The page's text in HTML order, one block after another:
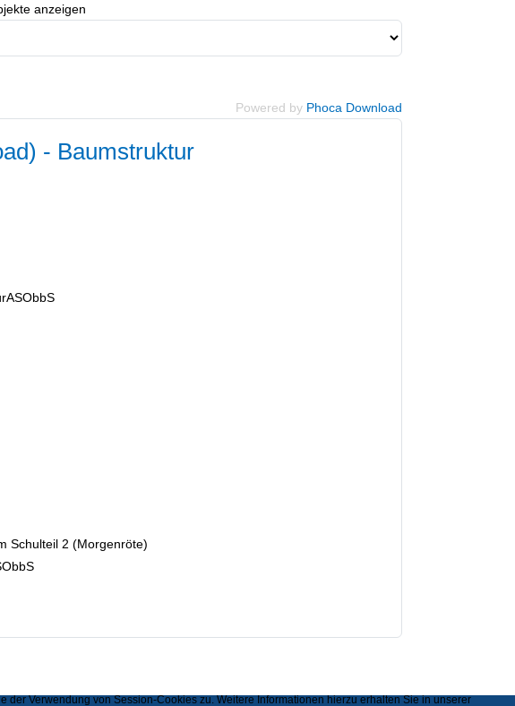
anzeigen
Powered by Phoca Download
- Baumstruktur
Schulteil 2 (Morgenröte)
Verwendung von Session-Cookies zu. Weitere Informationen hierzu erhalten Sie in unserer